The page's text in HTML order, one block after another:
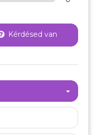
Kérdésed van